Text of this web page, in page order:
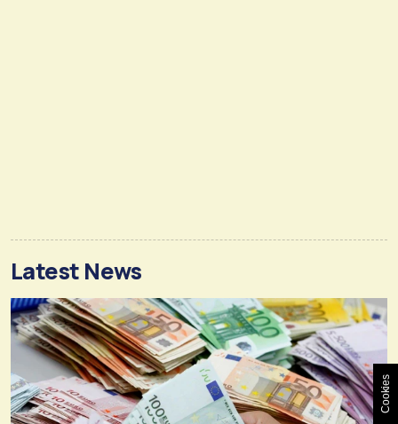
Latest News
Cookies